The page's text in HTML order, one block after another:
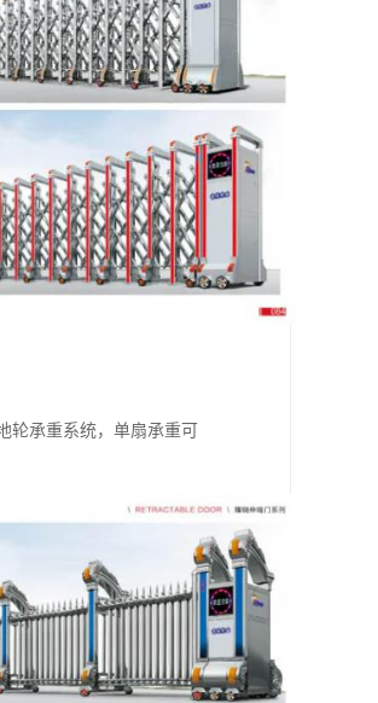
轮承重系统，单扇承重可